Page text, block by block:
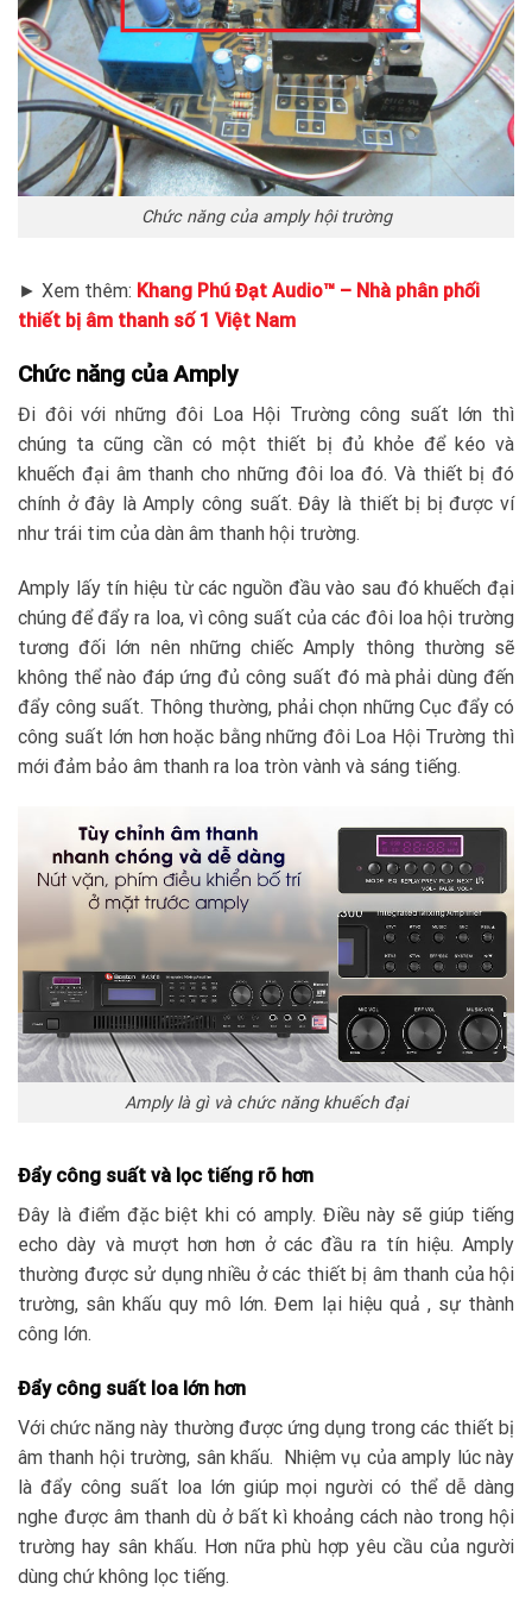
Chức năng của amply hội trường
► Xem thêm: Khang Phú Đạt Audio™ – Nhà phân phối
thiết bị âm thanh số 1 Việt Nam
Chức năng của Amply
Đi đôi với những đôi Loa Hội Trường công suất lớn thì
chúng ta cũng cần có một thiết bị đủ khỏe để kéo và
khuếch đại âm thanh cho những đôi loa đó. Và thiết bị đó
chính ở đây là Amply công suất. Đây là thiết bị bị được ví
như trái tim của dàn âm thanh hội trường.
Amply lấy tín hiệu từ các nguồn đầu vào sau đó khuếch đại
chúng để đẩy ra loa, vì công suất của các đôi loa hội trường
tương đối lớn nên những chiếc Amply thông thường sẽ
không thể nào đáp ứng đủ công suất đó mà phải dùng đến
đẩy công suất. Thông thường, phải chọn những Cục đẩy có
công suất lớn hơn hoặc bằng những đôi Loa Hội Trường thì
mới đảm bảo âm thanh ra loa tròn vành và sáng tiếng.
Amply là gì và chức năng khuếch đại
Đẩy công suất và lọc tiếng rõ hơn
Đây là điểm đặc biệt khi có amply. Điều này sẽ giúp tiếng
echo dày và mượt hơn hơn ở các đầu ra tín hiệu. Amply
thường được sử dụng nhiều ở các thiết bị âm thanh của hội
trường, sân khấu quy mô lớn. Đem lại hiệu quả , sự thành
công lớn.
Đẩy công suất loa lớn hơn
Với chức năng này thường được ứng dụng trong các thiết bị
âm thanh hội trường, sân khấu. Nhiệm vụ của amply lúc này
là đẩy công suất loa lớn giúp mọi người có thể dễ dàng
nghe được âm thanh dù ở bất kì khoảng cách nào trong hội
trường hay sân khấu. Hơn nữa phù hợp yêu cầu của người
dùng chứ không lọc tiếng.